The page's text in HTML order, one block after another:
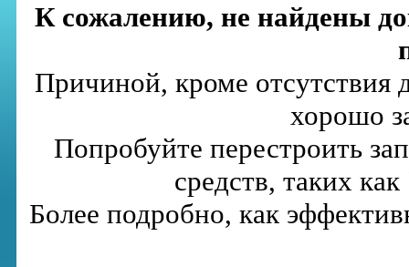
К сожалению, не найдены
Причиной, кроме отсутствия
хорошо
Попробуйте перестроить
средств, таких
Более подробно, как